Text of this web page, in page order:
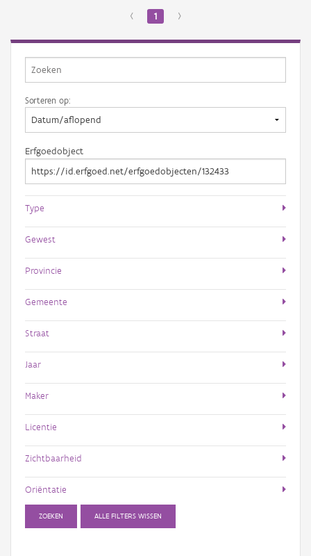
‹ 1 ›
Sorteren op:
Erfgoedobject
Type
Gewest
Provincie
Gemeente
Straat
Jaar
Maker
Licentie
Zichtbaarheid
Oriëntatie
ZOEKEN ALLE FILTERS WISSEN